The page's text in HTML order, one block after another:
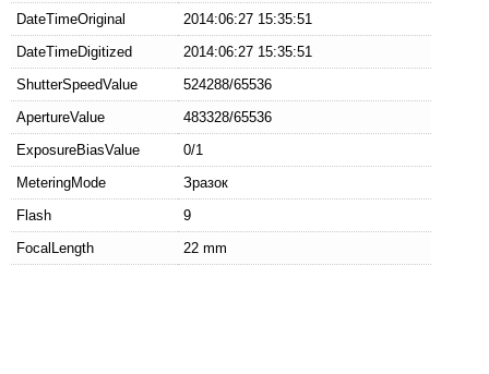
DateTimeOriginal
2014:06:27 15:35:51
DateTimeDigitized
2014:06:27 15:35:51
ShutterSpeedValue
524288/65536
ApertureValue
483328/65536
ExposureBiasValue
0/1
MeteringMode
Зразок
Flash
9
FocalLength
22 mm